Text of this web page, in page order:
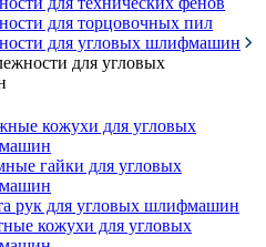
для торцовочных пил
для угловых шлифмашин
для угловых
кожухи для угловых
гайки для угловых
рук для угловых шлифмашин
кожухи для угловых